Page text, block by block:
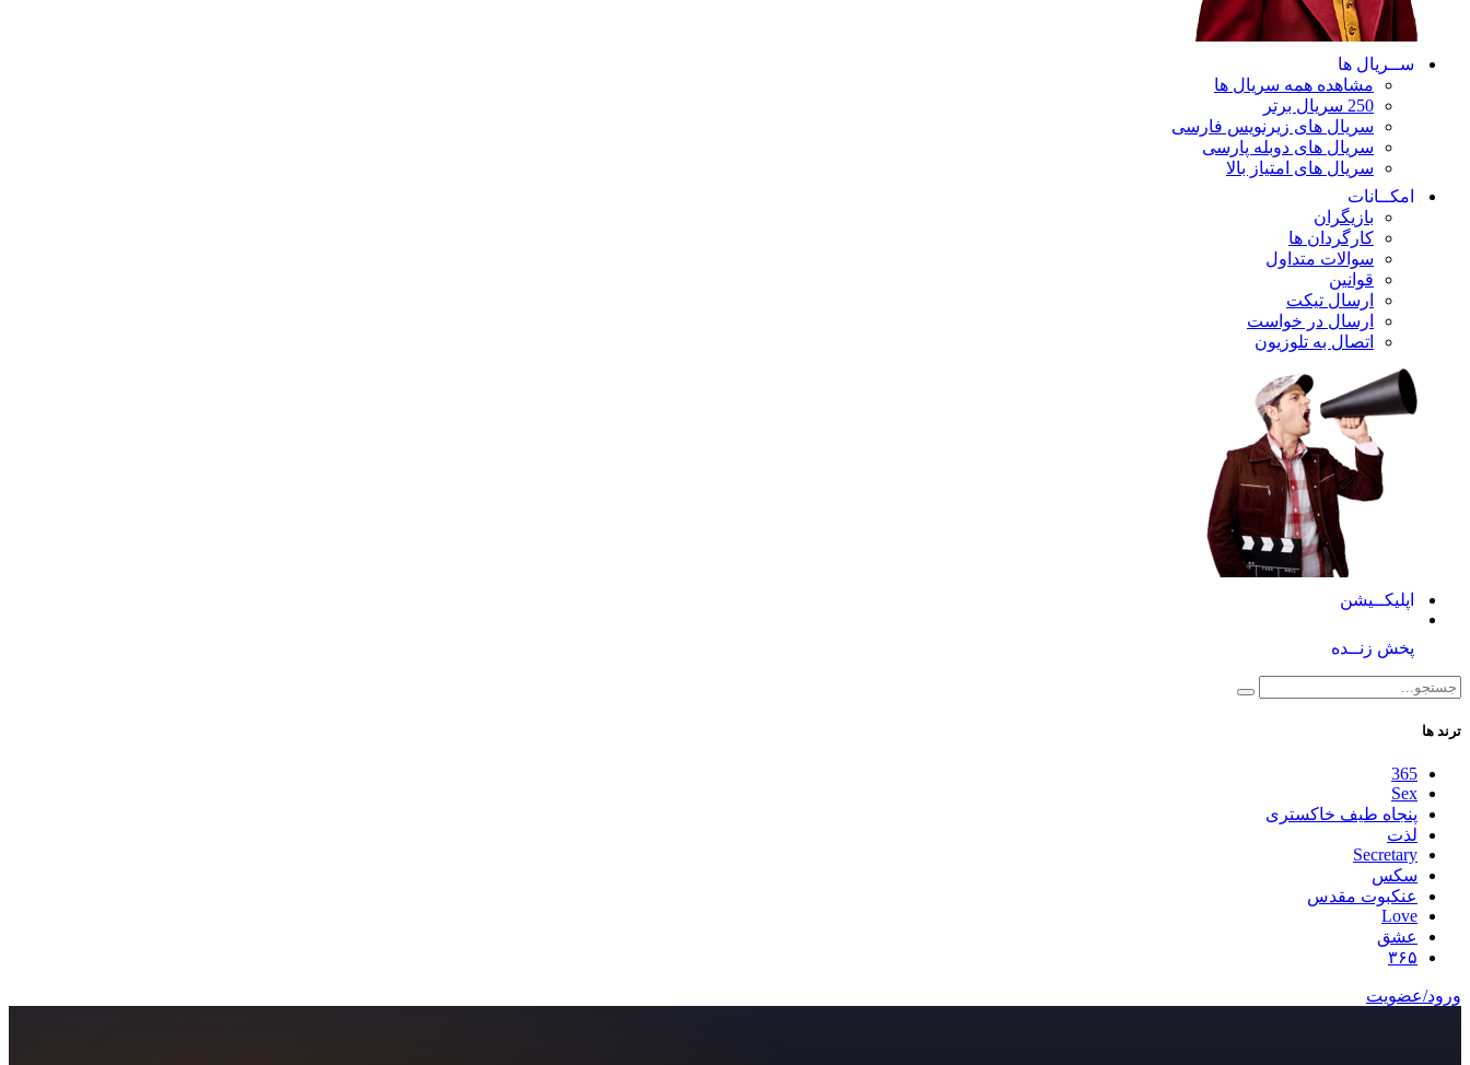
ســریال ها
مشاهده همه سریال ها
250 سریال برتر
سریال های زیرنویس فارسی
سریال های دوبله پارسی
سریال های امتیاز بالا
امکــانات
بازیگران
کارگردان ها
سوالات متداول
قوانین
ارسال تیکت
ارسال در خواست
اتصال به تلوزیون
اپلیکــیشن
پخش زنــده
ترند ها
365
Sex
پنجاه طیف خاکستری
لذت
Secretary
سکس
عنکبوت مقدس
Love
عشق
۳۶۵
ورود/عضویت